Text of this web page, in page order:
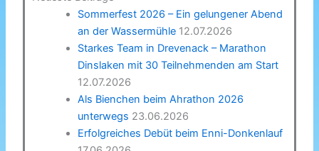
Sommerfest 2026 – Ein gelungener Abend
an der Wassermühle 12.07.2026
Starkes Team in Drevenack – Marathon
Dinslaken mit 30 Teilnehmenden am Start
12.07.2026
Als Bienchen beim Ahrathon 2026
unterwegs 23.06.2026
Erfolgreiches Debüt beim Enni-Donkenlauf